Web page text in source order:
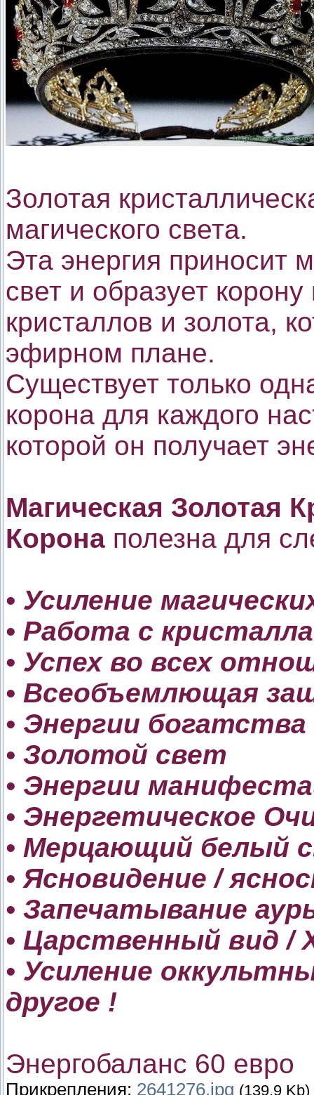
Золотая
магического света.
Эта энергия приносит
свет и образует корону
кристаллов и золота,
эфирном плане.
Существует только
корона для каждого
которой он получает
Магическая Золотая
Корона полезна для
• Усиление
• Работа с
• Успех во всех
• Всеобъемлющая
• Энергии богатства
• Золотой свет
• Энергии
• Энергетическое
• Мерцающий белый
• Ясновидение /
• Запечатывание
• Царственный вид /
• Усиление
другое !
Энергобаланс 60 евро
Прикрепления: 2641276.jpg (139.9 Kb)